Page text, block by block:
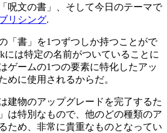
呪文の書」、そして今日のテーマで
リシング.
「書」を1つずつしか持つことがで
には特定の名前がついていることに
ゲームの1つの要素に特化したアッ
めに使用されるからだ。
建物のアップグレードを完了するた
は特別なもので、他のどの種類のア
ため、非常に貴重なものとなってい